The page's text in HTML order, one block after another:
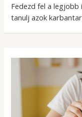
Fedezd fel a
tanulj azok